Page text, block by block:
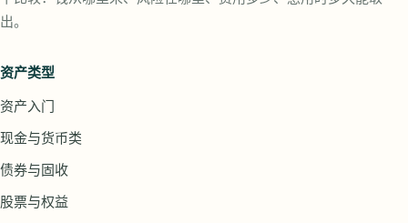
出。
资产类型
资产入门
现金与货币类
债券与固收
股票与权益